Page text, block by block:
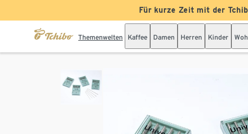
Für kurze Zeit mit der
Themenwelten Kaffee Damen Herren Kinder